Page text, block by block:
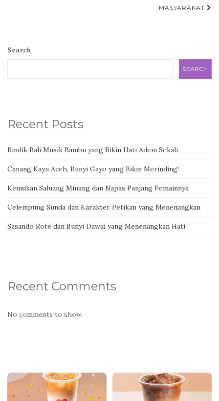
MASYARAKAT
Search
SEARCH
Recent Posts
Rindik Bali Musik Bambu yang Bikin Hati Adem Sekali
Canang Kayu Aceh, Bunyi Gayo yang Bikin Merinding!
Keunikan Saluang Minang dan Napas Panjang Pemainnya
Celempung Sunda dan Karakter Petikan yang Menenangkan
Sasando Rote dan Bunyi Dawai yang Menenangkan Hati
Recent Comments
No comments to show.